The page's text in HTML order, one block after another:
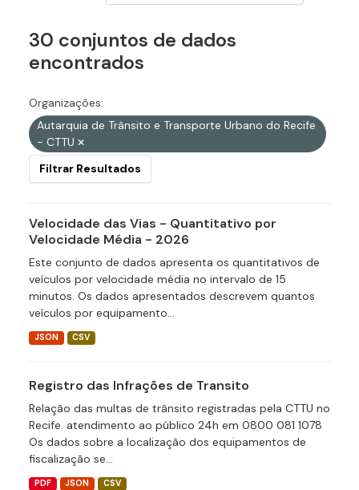
30 conjuntos de dados
encontrados
Organizações:
Autarquia de Trânsito e Transporte Urbano do Recife
- CTTU
Filtrar Resultados
Velocidade das Vias - Quantitativo por
Velocidade Média - 2026
Este conjunto de dados apresenta os quantitativos de
veículos por velocidade média no intervalo de 15
minutos. Os dados apresentados descrevem quantos
veículos por equipamento...
JSON CSV
Registro das Infrações de Transito
Relação das multas de trânsito registradas pela CTTU no
Recife. atendimento ao público 24h em 0800 081 1078
Os dados sobre a localização dos equipamentos de
fiscalização se...
PDF JSON CSV